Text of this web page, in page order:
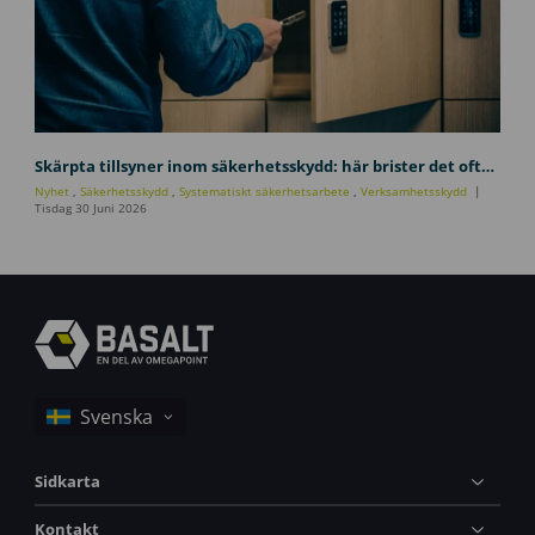
e
s
y
d
s
1
0
l
h
a
a
l
k
s
-
Skärpta tillsyner inom säkerhetsskydd: här brister det oftast i verksamheter
Nyhet , Säkerhetsskydd , Systematiskt säkerhetsarbete , Verksamhetsskydd
Tisdag 30 Juni 2026
Sidkarta
Kontakt